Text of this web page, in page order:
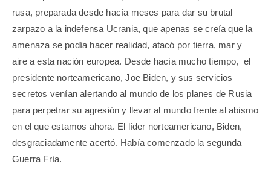
rusa, preparada desde hacía meses para dar su brutal
zarpazo a la indefensa Ucrania, que apenas se creía que la
amenaza se podía hacer realidad, atacó por tierra, mar y
aire a esta nación europea. Desde hacía mucho tiempo, el
presidente norteamericano, Joe Biden, y sus servicios
secretos venían alertando al mundo de los planes de Rusia
para perpetrar su agresión y llevar al mundo frente al abismo
en el que estamos ahora. El líder norteamericano, Biden,
desgraciadamente acertó. Había comenzado la segunda
Guerra Fría.